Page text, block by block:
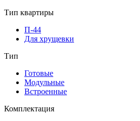
Тип квартиры
П-44
Для хрущевки
Тип
Готовые
Модульные
Встроенные
Комплектация